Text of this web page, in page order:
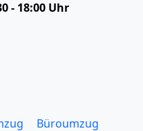
- 18:00 Uhr
Büroumzug